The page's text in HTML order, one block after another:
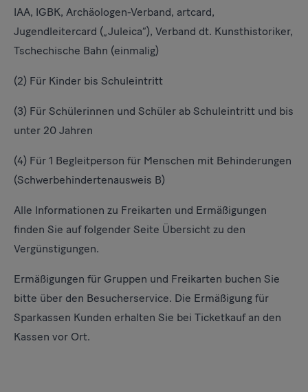
IAA, IGBK, Archäologen-Verband, artcard,
Jugendleitercard („Juleica“), Verband dt. Kunsthistoriker,
Tschechische Bahn (einmalig)
(2) Für Kinder bis Schuleintritt
(3) Für Schülerinnen und Schüler ab Schuleintritt und bis
unter 20 Jahren
(4) Für 1 Begleitperson für Menschen mit Behinderungen
(Schwerbehindertenausweis B)
Alle Informationen zu Freikarten und Ermäßigungen
finden Sie auf folgender Seite Übersicht zu den
Vergünstigungen.
Ermäßigungen für Gruppen und Freikarten buchen Sie
bitte über den Besucherservice. Die Ermäßigung für
Sparkassen Kunden erhalten Sie bei Ticketkauf an den
Kassen vor Ort.